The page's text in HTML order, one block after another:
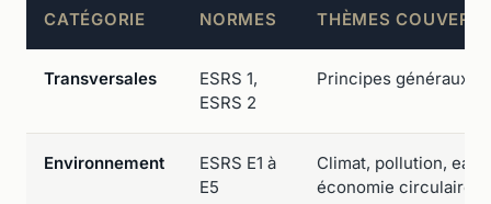
CATÉGORIE NORMES THÈMES
Transversales
ESRS 1,
ESRS 2
Principes généraux,
Environnement
ESRS E1 à
E5
Climat, pollution,
économie circulaire